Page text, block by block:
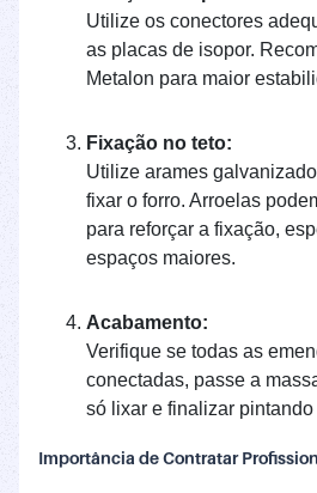
Utilize os conectores
as placas de isopor.
Metalon para maior
Fixação no teto:
Utilize arames
fixar o forro. Arroelas
para reforçar a fixação,
espaços maiores.
Acabamento:
Verifique se todas as
conectadas, passe a
só lixar e finalizar pintando
Importância de Contratar